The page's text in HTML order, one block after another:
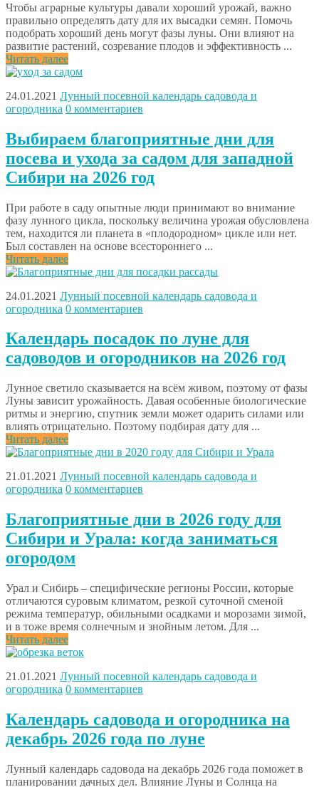
Чтобы аграрные культуры давали хороший урожай, важно
правильно определять дату для их высадки семян. Помочь
подобрать хороший день могут фазы луны. Они влияют на
развитие растений, созревание плодов и эффективность ...
Читать далее
24.01.2021 Лунный посевной календарь садовода и
огородника 0 комментариев
Выбираем благоприятные дни для
посева и ухода за садом для западной
Сибири на 2026 год
При работе в саду опытные люди принимают во внимание
фазу лунного цикла, поскольку величина урожая обусловлена
тем, находится ли планета в «плодородном» цикле или нет.
Был составлен на основе всестороннего ...
Читать далее
24.01.2021 Лунный посевной календарь садовода и
огородника 0 комментариев
Календарь посадок по луне для
садоводов и огородников на 2026 год
Лунное светило сказывается на всём живом, поэтому от фазы
Луны зависит урожайность. Давая особенные биологические
ритмы и энергию, спутник земли может одарить силами или
влиять отрицательно. Поэтому подбирая дату для ...
Читать далее
21.01.2021 Лунный посевной календарь садовода и
огородника 0 комментариев
Благоприятные дни в 2026 году для
Сибири и Урала: когда заниматься
огородом
Урал и Сибирь – специфические регионы России, которые
отличаются суровым климатом, резкой суточной сменой
режима температур, обильными осадками и морозами зимой,
и в тоже время солнечным и знойным летом. Для ...
Читать далее
21.01.2021 Лунный посевной календарь садовода и
огородника 0 комментариев
Календарь садовода и огородника на
декабрь 2026 года по луне
Лунный календарь садовода на декабрь 2026 года поможет в
планировании дачных дел. Влияние Луны и Солнца на